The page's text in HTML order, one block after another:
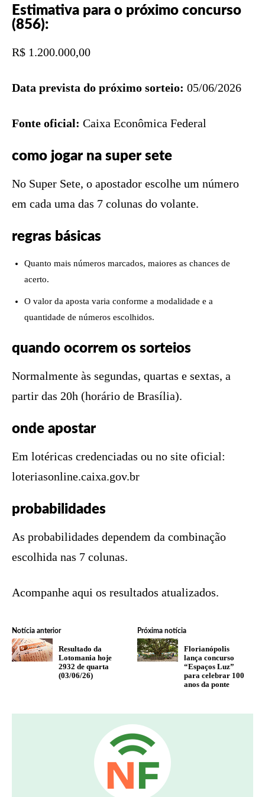
Estimativa para o próximo concurso
(856):
R$ 1.200.000,00
Data prevista do próximo sorteio: 05/06/2026
Fonte oficial: Caixa Econômica Federal
como jogar na super sete
No Super Sete, o apostador escolhe um número
em cada uma das 7 colunas do volante.
regras básicas
Quanto mais números marcados, maiores as chances de
acerto.
O valor da aposta varia conforme a modalidade e a
quantidade de números escolhidos.
quando ocorrem os sorteios
Normalmente às segundas, quartas e sextas, a
partir das 20h (horário de Brasília).
onde apostar
Em lotéricas credenciadas ou no site oficial:
loteriasonline.caixa.gov.br
probabilidades
As probabilidades dependem da combinação
escolhida nas 7 colunas.
Acompanhe aqui os resultados atualizados.
Notícia anterior
Resultado da
Lotomania hoje
2932 de quarta
(03/06/26)
Próxima notícia
Florianópolis
lança concurso
“Espaços Luz”
para celebrar 100
anos da ponte